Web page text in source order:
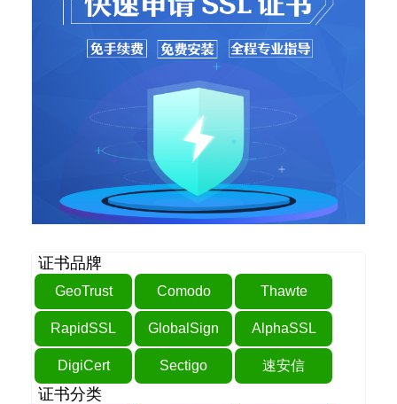
证书品牌
GeoTrust Comodo Thawte
RapidSSL GlobalSign AlphaSSL
DigiCert Sectigo 速安信
证书分类